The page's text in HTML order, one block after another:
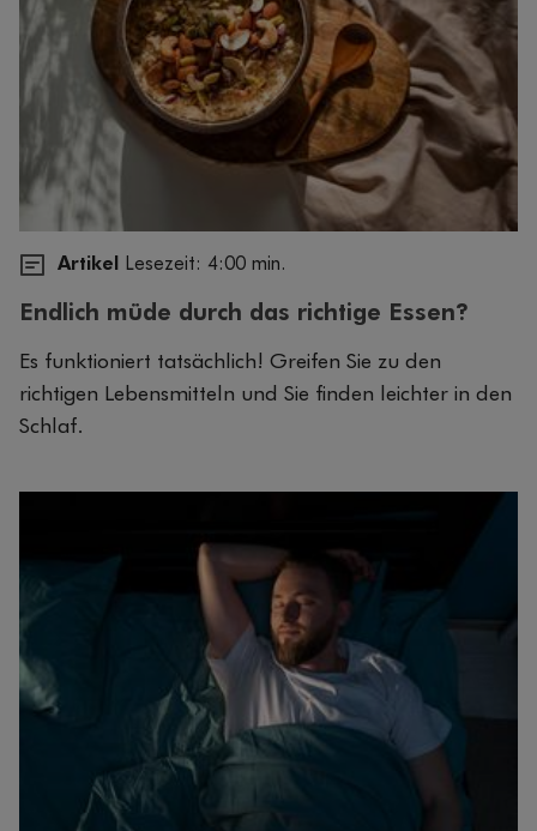
Artikel Lesezeit: 4:00 min.
Endlich müde durch das richtige Essen?
Es funktioniert tatsächlich! Greifen Sie zu den
richtigen Lebensmitteln und Sie finden leichter in den
Schlaf.